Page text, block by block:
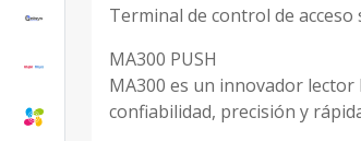
Terminal de control de
MA300 PUSH
MA300 es un innovador
confiabilidad, precisión y